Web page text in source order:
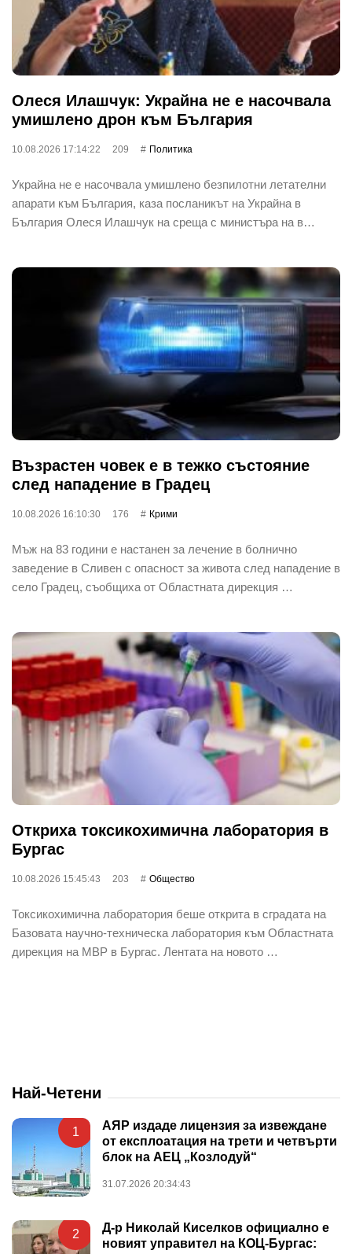
Олеся Илашчук: Украйна не е насочвала
умишлено дрон към България
10.08.2026 17:14:22 209 Политика
Украйна не е насочвала умишлено безпилотни летателни
апарати към България, каза посланикът на Украйна в
България Олеся Илашчук на среща с министъра на в…
Възрастен човек е в тежко състояние
след нападение в Градец
10.08.2026 16:10:30 176 Крими
Мъж на 83 години е настанен за лечение в болнично
заведение в Сливен с опасност за живота след нападение в
село Градец, съобщиха от Областната дирекция …
Откриха токсикохимична лаборатория в
Бургас
10.08.2026 15:45:43 203 Общество
Токсикохимична лаборатория беше открита в сградата на
Базовата научно-техническа лаборатория към Областната
дирекция на МВР в Бургас. Лентата на новото …
Най-Четени
1
АЯР издаде лицензия за извеждане
от експлоатация на трети и четвърти
блок на АЕЦ „Козлодуй“
31.07.2026 20:34:43
2
Д-р Николай Киселков официално е
новият управител на КОЦ-Бургас: